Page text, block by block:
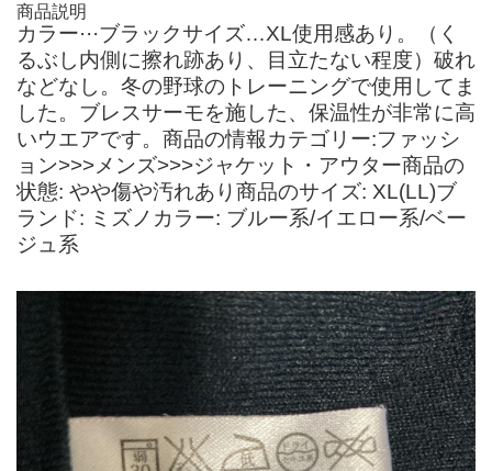
商品説明
カラー···ブラックサイズ…XL使用感あり。（く
るぶし内側に擦れ跡あり、目立たない程度）破れ
などなし。冬の野球のトレーニングで使用してま
した。ブレスサーモを施した、保温性が非常に高
いウエアです。商品の情報カテゴリー:ファッシ
ョン>>>メンズ>>>ジャケット・アウター商品の
状態: やや傷や汚れあり商品のサイズ: XL(LL)ブ
ランド: ミズノカラー: ブルー系/イエロー系/ベー
ジュ系